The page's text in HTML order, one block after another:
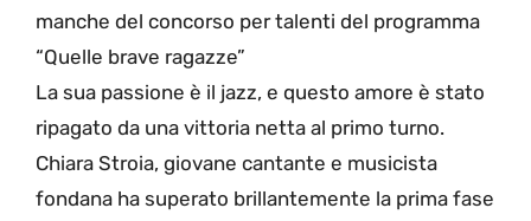
manche del concorso per talenti del programma
“Quelle brave ragazze”
La sua passione è il jazz, e questo amore è stato
ripagato da una vittoria netta al primo turno.
Chiara Stroia, giovane cantante e musicista
fondana ha superato brillantemente la prima fase